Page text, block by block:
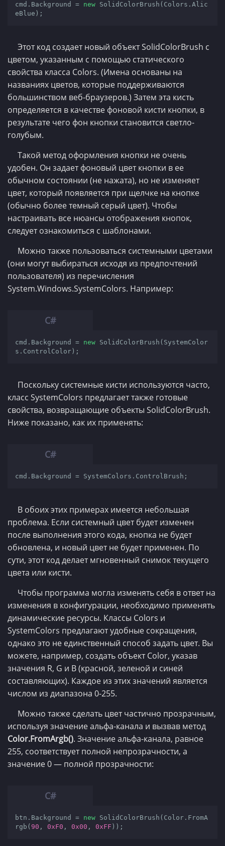
cmd.Background = new SolidColorBrush(Colors.Alic
eBlue);
Этот код создает новый объект SolidColorBrush с
цветом, указанным с помощью статического
свойства класса Colors. (Имена основаны на
названиях цветов, которые поддерживаются
большинством веб-браузеров.) Затем эта кисть
определяется в качестве фоновой кисти кнопки, в
результате чего фон кнопки становится светло-
голубым.
Такой метод оформления кнопки не очень
удобен. Он задает фоновый цвет кнопки в ее
обычном состоянии (не нажата), но не изменяет
цвет, который появляется при щелчке на кнопке
(обычно более темный серый цвет). Чтобы
настраивать все нюансы отображения кнопок,
следует ознакомиться с шаблонами.
Можно также пользоваться системными цветами
(они могут выбираться исходя из предпочтений
пользователя) из перечисления
System.Windows.SystemColors. Например:
cmd.Background = new SolidColorBrush(SystemColor
s.ControlColor);
Поскольку системные кисти используются часто,
класс SystemColors предлагает также готовые
свойства, возвращающие объекты SolidColorBrush.
Ниже показано, как их применять:
cmd.Background = SystemColors.ControlBrush;
В обоих этих примерах имеется небольшая
проблема. Если системный цвет будет изменен
после выполнения этого кода, кнопка не будет
обновлена, и новый цвет не будет применен. По
сути, этот код делает мгновенный снимок текущего
цвета или кисти.
Чтобы программа могла изменять себя в ответ на
изменения в конфигурации, необходимо применять
динамические ресурсы. Классы Colors и
SystemColors предлагают удобные сокращения,
однако это не единственный способ задать цвет. Вы
можете, например, создать объект Color, указав
значения R, G и В (красной, зеленой и синей
составляющих). Каждое из этих значений является
числом из диапазона 0-255.
Можно также сделать цвет частично прозрачным,
используя значение альфа-канала и вызвав метод
Color.FromArgb(). Значение альфа-канала, равное
255, соответствует полной непрозрачности, а
значение 0 — полной прозрачности:
btn.Background = new SolidColorBrush(Color.FromA
rgb( 90 , 0xF0 , 0x00 , 0xFF ));